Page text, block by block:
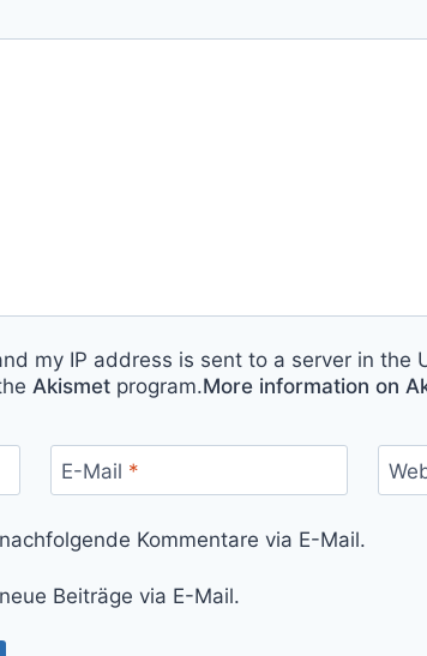
my IP address is sent to a server in the
Akismet program.More information on
E-Mail *
Kommentare via E-Mail.
Beiträge via E-Mail.